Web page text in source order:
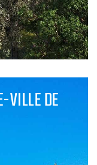
VILLE DE